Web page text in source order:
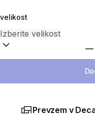
velikost
Prevzem v